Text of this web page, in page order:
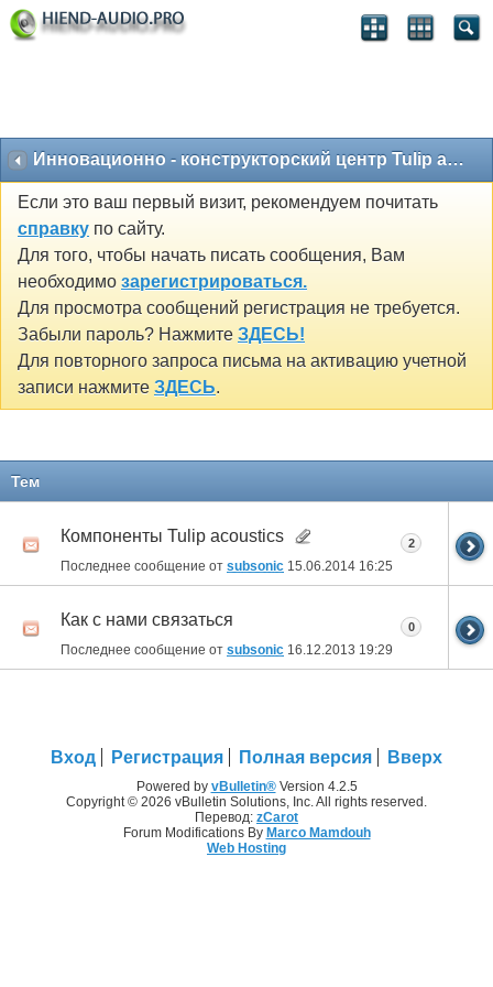
Инновационно - конструкторский центр Tulip acoustics
Если это ваш первый визит, рекомендуем почитать
справку по сайту.
Для того, чтобы начать писать сообщения, Вам
необходимо зарегистрироваться.
Для просмотра сообщений регистрация не требуется.
Забыли пароль? Нажмите ЗДЕСЬ!
Для повторного запроса письма на активацию учетной
записи нажмите ЗДЕСЬ.
Тем
Компоненты Tulip acoustics
Последнее сообщение от subsonic 15.06.2014 16:25
2
Как с нами связаться
Последнее сообщение от subsonic 16.12.2013 19:29
0
Вход Регистрация Полная версия Вверх
Powered by vBulletin®Version 4.2.5
Copyright © 2026 vBulletin Solutions, Inc. All rights reserved.
Перевод: zCarot
Forum Modifications By Marco Mamdouh
Web Hosting